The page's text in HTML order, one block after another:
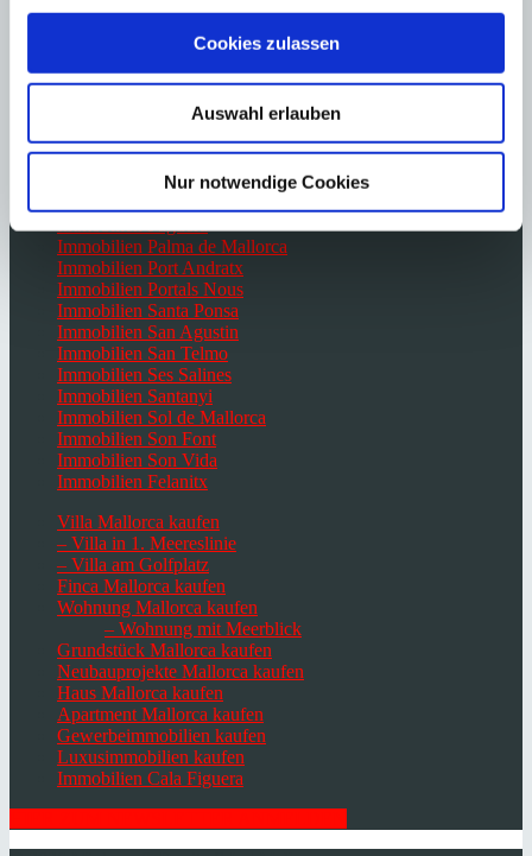
Cookies zulassen
Auswahl erlauben
Nur notwendige Cookies
Immobilien Camp de Mar
Immobilien Cas Catala
Immobilien Costa d’en Blanes
Immobilien Costa de la Calma
Immobilien Es Capdella
Immobilien Génova
Immobilien Campos
Immobilien Palma de Mallorca
Immobilien Port Andratx
Immobilien Portals Nous
Immobilien Santa Ponsa
Immobilien San Agustin
Immobilien San Telmo
Immobilien Ses Salines
Immobilien Santanyi
Immobilien Sol de Mallorca
Immobilien Son Font
Immobilien Son Vida
Immobilien Felanitx
Villa Mallorca kaufen
– Villa in 1. Meereslinie
– Villa am Golfplatz
Finca Mallorca kaufen
Wohnung Mallorca kaufen
– Wohnung mit Meerblick
Grundstück Mallorca kaufen
Neubauprojekte Mallorca kaufen
Haus Mallorca kaufen
Apartment Mallorca kaufen
Gewerbeimmobilien kaufen
Luxusimmobilien kaufen
Immobilien Cala Figuera